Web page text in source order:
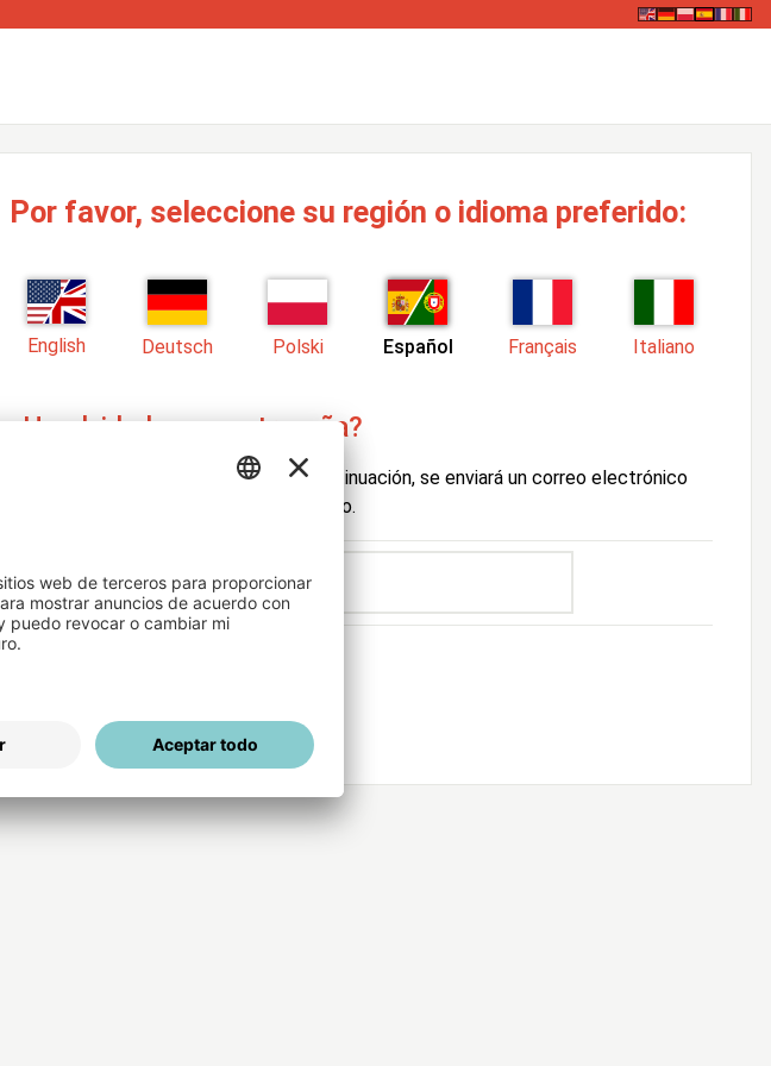
Por favor, seleccione su región o idioma preferido:
English Deutsch Polski Español Français Italiano
¿Ha olvidado su contraseña?
Introduzca su nombre de usuario. A continuación, se enviará un correo electrónico
con más instrucciones al usuario indicado.
Nombre de usuario
Volver al formulario de inicio de sesión